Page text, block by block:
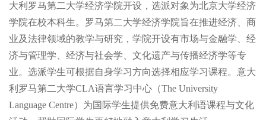
大利罗马第二大学经济学院开设，选派对象为北京大学经济
学院在校本科生。罗马第二大学经济学院旨在推进经济、商
业及法律领域的教学与研究，学院开设有市场与金融学、经
济与管理学、经济与社会学、文化遗产与传播经济学等专
业。选派学生可根据自身学习方向选择相应学习课程。意大
利罗马第二大学CLA语言学习中心（The University
Language Centre）为国际学生提供免费意大利语课程与文化